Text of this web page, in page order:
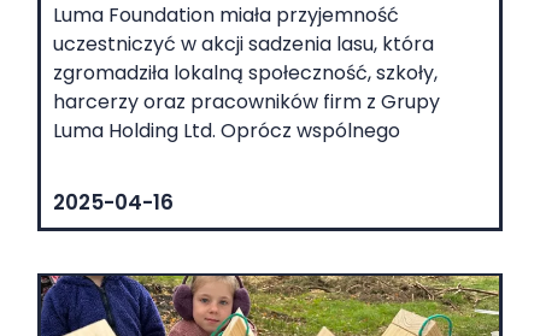
Luma Foundation miała przyjemność
uczestniczyć w akcji sadzenia lasu, która
zgromadziła lokalną społeczność, szkoły,
harcerzy oraz pracowników firm z Grupy
Luma Holding Ltd. Oprócz wspólnego
2025-04-16